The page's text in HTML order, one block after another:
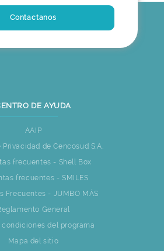
Contactanos
DE AYUDA
AAIP
Privacidad de Cencosud S.A.
frecuentes - Shell Box
frecuentes - SMILES
Frecuentes - JUMBO MÁS
General
condiciones del programa
Mapa del sitio